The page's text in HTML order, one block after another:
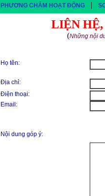
PHƯƠNG CHÂM HOẠT ĐỘNG |
LIỆN
(Những nội
Họ tên:
Địa chỉ:
Điện thoại:
Email:
Nội dung góp ý: